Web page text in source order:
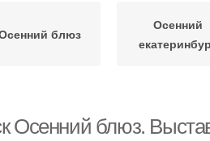
блюз
Осенний
Осенний блюз.